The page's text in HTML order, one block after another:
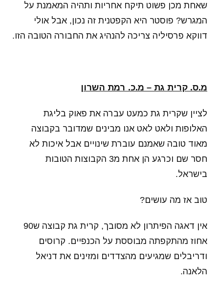
שאחת מכן פשוט תיקח אחריות ותהיה המאמנת על
המגרש? פוסטר היא הקפטנית זה נכון, אבל אולי
דווקא פרסיליה צריכה להנהיג את החבורה הטובה הזו.
מ.ס. קרית גת – מ.כ. רמת השרון
לציין שקרית גת כמעט עברה את פאוק בליגת
האלופות ולאט לאט אנו מבינים שמדובר בקבוצה
מאוד טובה שאמנם עוברת שינויים אבל איכות לא
חסר שם וכרגע הן אחת מ3 הקבוצות הטובות
בישראל.
טוב אז מה עושים?
אין דאגה הפיתרון לא מסובך, קרית גת קבוצה ש90
אחוז מהתקפתה מבוססת על הכנפיים. קרוסים
ודריבלים שמגיעים מהצדדים ומזינים את דניאל
הלאנה.